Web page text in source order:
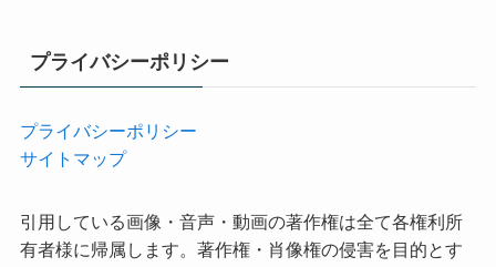
プライバシーポリシー
プライバシーポリシー
サイトマップ
引用している画像・音声・動画の著作権は全て各権利所
有者様に帰属します。著作権・肖像権の侵害を目的とす